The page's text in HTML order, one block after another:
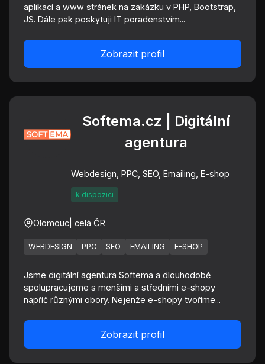
aplikací a www stránek na zakázku v PHP, Bootstrap,
JS. Dále pak poskytuji IT poradenstvím...
Zobrazit profil
Softema.cz | Digitální
agentura
Webdesign, PPC, SEO, Emailing, E-shop
k dispozici
Olomouc | celá ČR
WEBDESIGN PPC SEO EMAILING E-SHOP
Jsme digitální agentura Softema a dlouhodobě
spolupracujeme s menšími a středními e-shopy
napříč různými obory. Nejenže e-shopy tvoříme...
Zobrazit profil